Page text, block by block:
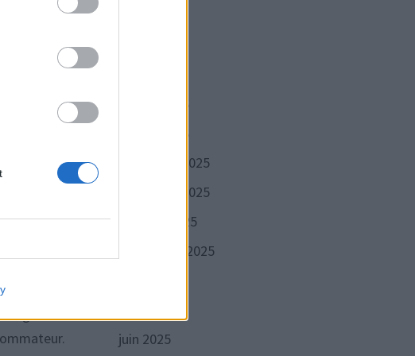
moindre,
les
Par
était
juste
préalable.
au tarif
règle en
février 2026
janvier 2026
décembre 2025
novembre 2025
octobre 2025
septembre 2025
juin 2025